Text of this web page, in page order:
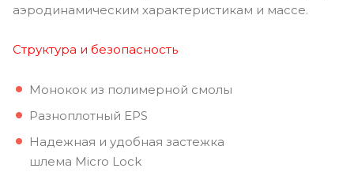
аэродинамическим характеристикам и массе.
Структура и безопасность
Монокок из полимерной смолы
Разноплотный EPS
Надежная и удобная застежка
шлема Micro Lock